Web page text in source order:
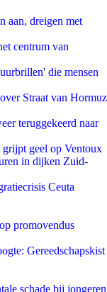
aan, dreigen met
centrum van
die mensen
Straat van Hormuz
teruggekeerd naar
geel op Ventoux
in dijken Zuid-
Ceuta
promovendus
Gereedschapskist
schade bij jongeren